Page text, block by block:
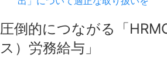
圧倒的につながる「
ス）労務給与」